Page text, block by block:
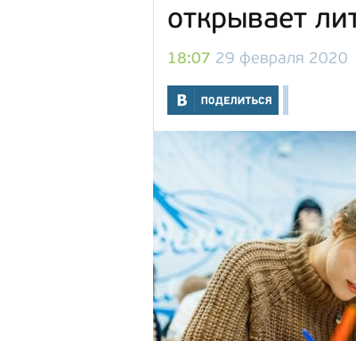
открывает
18:07 29 февраля 2020